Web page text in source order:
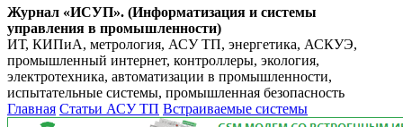
Журнал «ИСУП». (Информатизация и системы
управления в промышленности)
ИТ, КИПиА, метрология, АСУ ТП, энергетика, АСКУЭ,
промышленный интернет, контроллеры, экология,
электротехника, автоматизации в промышленности,
испытательные системы, промышленная безопасность
Главная Статьи АСУ ТП Встраиваемые системы